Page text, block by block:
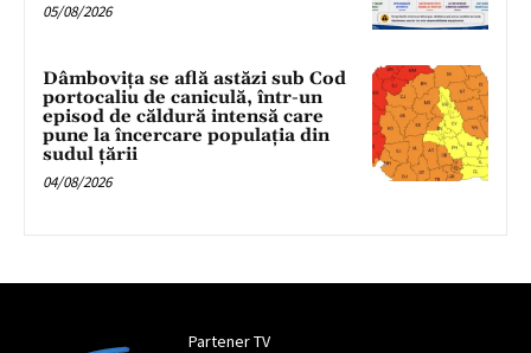
05/08/2026
Dâmbovița se află astăzi sub Cod
portocaliu de caniculă, într-un
episod de căldură intensă care
pune la încercare populația din
sudul țării
04/08/2026
Partener TV